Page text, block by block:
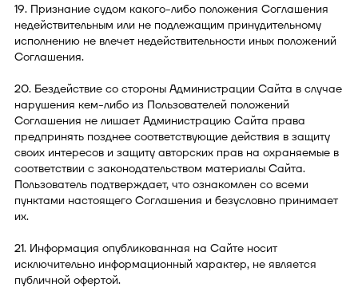
19. Признание судом какого-либо положения Соглашения
недействительным или не подлежащим принудительному
исполнению не влечет недействительности иных положений
Соглашения.
20. Бездействие со стороны Администрации Сайта в случае
нарушения кем-либо из Пользователей положений
Соглашения не лишает Администрацию Сайта права
предпринять позднее соответствующие действия в защиту
своих интересов и защиту авторских прав на охраняемые в
соответствии с законодательством материалы Сайта.
Пользователь подтверждает, что ознакомлен со всеми
пунктами настоящего Соглашения и безусловно принимает
их.
21. Информация опубликованная на Сайте носит
исключительно информационный характер, не является
публичной офертой.